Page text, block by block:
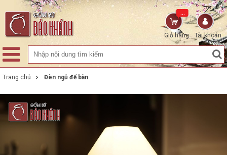
Tài khoản
Giỏ hàng
...
Trang chủ Đèn ngủ để bàn